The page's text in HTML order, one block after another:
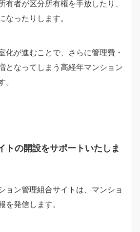
有者が区分所有権を手放したり、
なったりします。
が進むことで、さらに管理費・
となってしまう高経年マンション
トの開設をサポートいたしま
ョン管理組合サイトは、マンショ
を発信します。